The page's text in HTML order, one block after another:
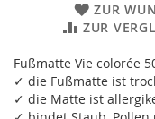
ZUR
ZUR
Fußmatte Vie colorée
✓ die Fußmatte ist
✓ die Matte ist